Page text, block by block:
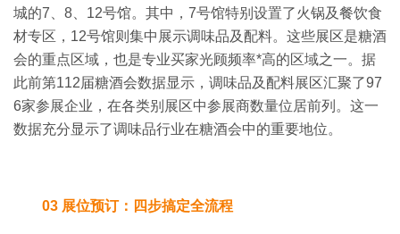
城的7、8、12号馆。 其中， 7号馆特别设置了火锅及餐饮食
材专区， 12号馆则集中展示调味品及配料。 这些展区是糖酒
会的重点区域，也是专业买家光顾频率*高的区域之一。 据
此前第112届糖酒会数据显示，调味品及配料展区汇聚了97
6家参展企业，在各类别展区中参展商数量位居前列。 这一
数据充分显示了调味品行业在糖酒会中的重要地位。
03 展位预订：四步搞定全流程